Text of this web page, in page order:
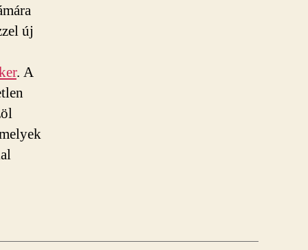
új
. A